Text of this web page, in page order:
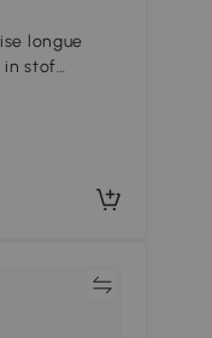
longue
in stof